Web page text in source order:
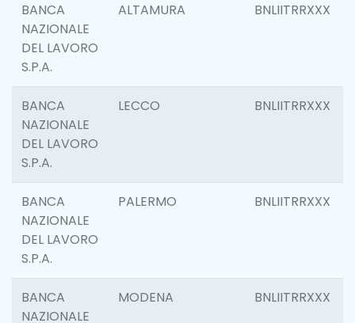
BANCA
NAZIONALE
DEL LAVORO
S.P.A.
ALTAMURA BNLIITRRXXX
BANCA
NAZIONALE
DEL LAVORO
S.P.A.
LECCO BNLIITRRXXX
BANCA
NAZIONALE
DEL LAVORO
S.P.A.
PALERMO BNLIITRRXXX
BANCA
NAZIONALE
MODENA BNLIITRRXXX